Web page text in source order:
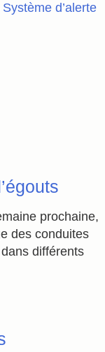
d’alerte
prochaine,
des conduites
dans différents